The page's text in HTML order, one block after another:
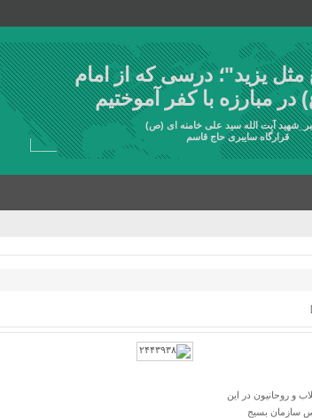
مثل یزید"؛ درسی که از امام
مبارزه با کفر آموختیم
آیت الله سید علی خامنه ای (ص)
قرارگاه سایبری حاج قاسم
روحانیون در این
سازمان بسیج